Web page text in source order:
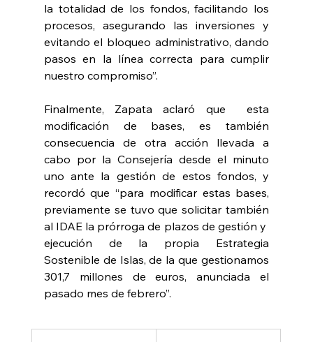
la totalidad de los fondos, facilitando los
procesos, asegurando las inversiones y
evitando el bloqueo administrativo, dando
pasos en la línea correcta para cumplir
nuestro compromiso”.
Finalmente, Zapata aclaró que  esta
modificación de bases, es también
consecuencia de otra acción llevada a
cabo por la Consejería desde el minuto
uno ante la gestión de estos fondos, y
recordó que “para modificar estas bases,
previamente se tuvo que solicitar también
al IDAE la prórroga de plazos de gestión y
ejecución de la propia Estrategia
Sostenible de Islas, de la que gestionamos
301,7 millones de euros, anunciada el
pasado mes de febrero”.